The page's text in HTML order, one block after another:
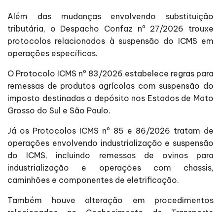
Além das mudanças envolvendo substituição
tributária, o Despacho Confaz nº 27/2026 trouxe
protocolos relacionados à suspensão do ICMS em
operações específicas.
O Protocolo ICMS nº 83/2026 estabelece regras para
remessas de produtos agrícolas com suspensão do
imposto destinadas a depósito nos Estados de Mato
Grosso do Sul e São Paulo.
Já os Protocolos ICMS nº 85 e 86/2026 tratam de
operações envolvendo industrialização e suspensão
do ICMS, incluindo remessas de ovinos para
industrialização e operações com chassis,
caminhões e componentes de eletrificação.
Também houve alteração em procedimentos